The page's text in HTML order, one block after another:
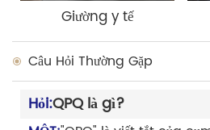
Giường y tế
Câu Hỏi Thường Gặp
Hỏi:QPQ là gì?